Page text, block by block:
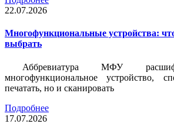
22.07.2026
Многофункциональные устройства:
выбрать
Аббревиатура МФУ
многофункциональное устройство,
печатать, но и сканировать
Подробнее
17.07.2026